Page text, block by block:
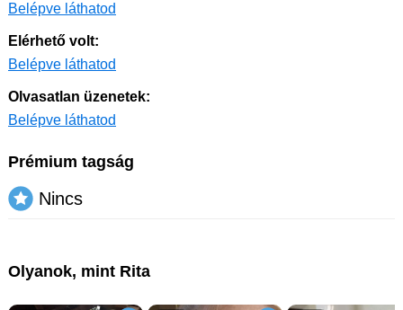
Belépve láthatod
Elérhető volt:
Belépve láthatod
Olvasatlan üzenetek:
Belépve láthatod
Prémium tagság
Nincs
Olyanok, mint Rita